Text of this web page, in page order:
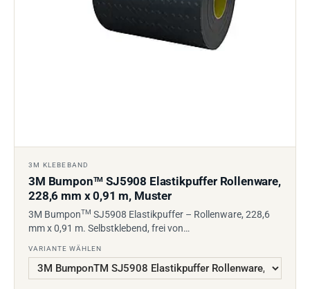
3M KLEBEBAND
3M BumponTM SJ5908 Elastikpuffer Rollenware,
228,6 mm x 0,91 m, Muster
3M BumponTM SJ5908 Elastikpuffer – Rollenware, 228,6
mm x 0,91 m. Selbstklebend, frei von…
VARIANTE WÄHLEN